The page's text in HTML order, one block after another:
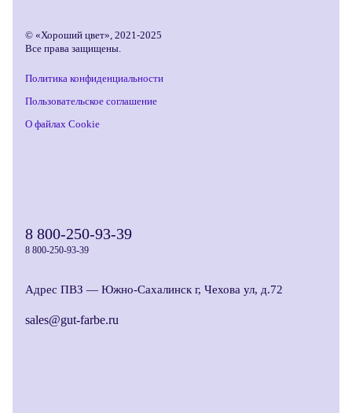
© «Хороший цвет», 2021-2025
Все права защищены.
Политика конфиденциальности
Пользовательское соглашение
О файлах Cookie
8 800-250-93-39
8 800-250-93-39
Адрес ПВЗ — Южно-Сахалинск г, Чехова ул, д.72
sales@gut-farbe.ru